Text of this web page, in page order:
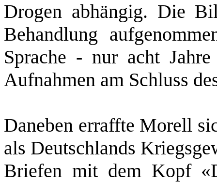
Drogen abhängig. Die
Behandlung
Sprache ‑ nur acht
Aufnahmen am Schluss
Daneben erraffte Morell
als Deutschlands
Briefen mit dem Kopf